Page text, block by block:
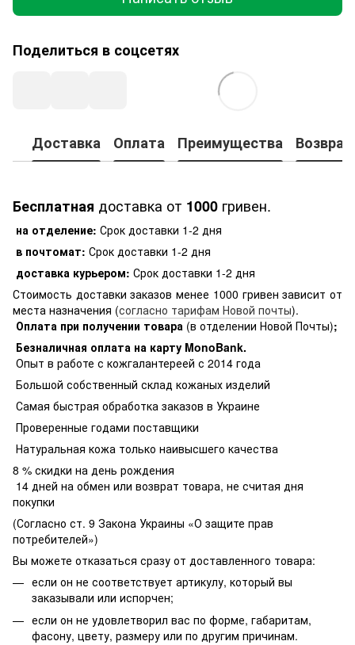
Поделиться в соцсетях
Доставка Оплата Преимущества Возврат
Бесплатная доставка от 1000 гривен.
на отделение: Срок доставки 1-2 дня
в почтомат: Срок доставки 1-2 дня
доставка курьером: Срок доставки 1-2 дня
Стоимость доставки заказов менее 1000 гривен зависит от
места назначения (согласно тарифам Новой почты).
Оплата при получении товара (в отделении Новой Почты);
Безналичная оплата на карту MonoBank.
Опыт в работе с кожгалантереей с 2014 года
Большой собственный склад кожаных изделий
Самая быстрая обработка заказов в Украине
Проверенные годами поставщики
Натуральная кожа только наивысшего качества
8 % скидки на день рождения
14 дней на обмен или возврат товара, не считая дня
покупки
(Согласно ст. 9 Закона Украины «О защите прав
потребителей»)
Вы можете отказаться сразу от доставленного товара:
если он не соответствует артикулу, который вы
заказывали или испорчен;
если он не удовлетворил вас по форме, габаритам,
фасону, цвету, размеру или по другим причинам.